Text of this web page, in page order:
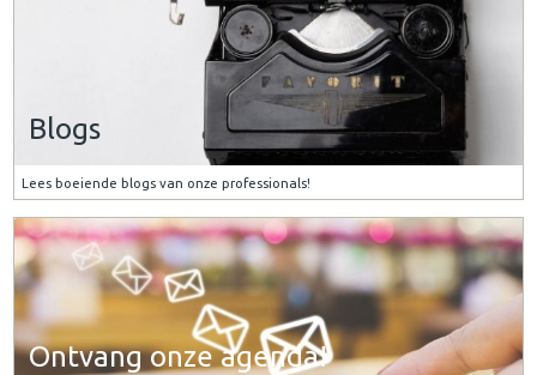
Blogs
Lees boeiende blogs van onze professionals!
Ontvang onze agenda!